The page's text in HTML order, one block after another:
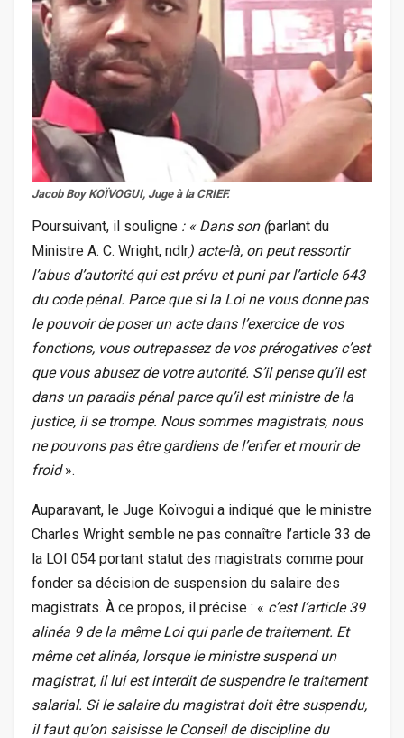
Jacob Boy KOÏVOGUI, Juge à la CRIEF.
Poursuivant, il souligne : « Dans son (parlant du
Ministre A. C. Wright, ndlr) acte-là, on peut ressortir
l’abus d’autorité qui est prévu et puni par l’article 643
du code pénal. Parce que si la Loi ne vous donne pas
le pouvoir de poser un acte dans l’exercice de vos
fonctions, vous outrepassez de vos prérogatives c’est
que vous abusez de votre autorité. S’il pense qu’il est
dans un paradis pénal parce qu’il est ministre de la
justice, il se trompe. Nous sommes magistrats, nous
ne pouvons pas être gardiens de l’enfer et mourir de
froid».
Auparavant, le Juge Koïvogui a indiqué que le ministre
Charles Wright semble ne pas connaître l’article 33 de
la LOI 054 portant statut des magistrats comme pour
fonder sa décision de suspension du salaire des
magistrats. À ce propos, il précise : « c’est l’article 39
alinéa 9 de la même Loi qui parle de traitement. Et
même cet alinéa, lorsque le ministre suspend un
magistrat, il lui est interdit de suspendre le traitement
salarial. Si le salaire du magistrat doit être suspendu,
il faut qu’on saisisse le Conseil de discipline du